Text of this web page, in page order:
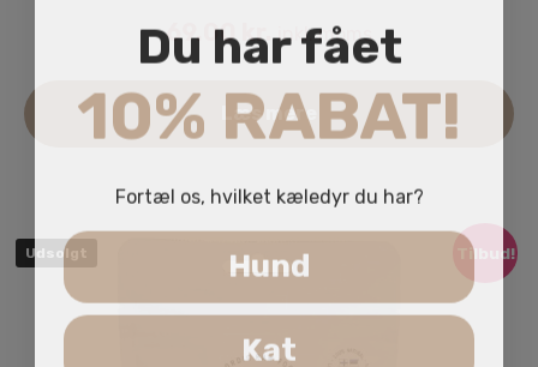
69.00 kr. inkl. moms
Læs mere
Tilbud!
Udsolgt
Du har fået
10% RABAT!
Fortæl os, hvilket kæledyr du har?
Hund
Kat